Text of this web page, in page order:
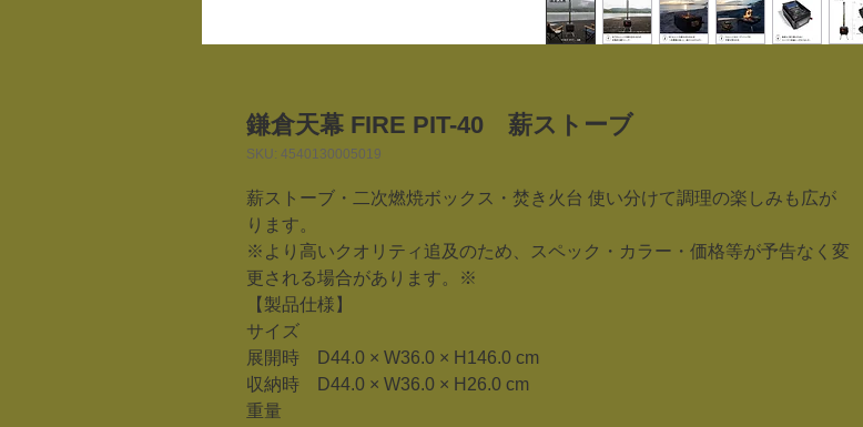
鎌倉天幕 FIRE PIT-40 薪ストーブ
SKU: 4540130005019
薪ストーブ・二次燃焼ボックス・焚き火台 使い分けて調理の楽しみも広が
ります。
※より高いクオリティ追及のため、スペック・カラー・価格等が予告なく変
更される場合があります。※
【製品仕様】
サイズ
展開時 D44.0 × W36.0 × H146.0 cm
収納時 D44.0 × W36.0 × H26.0 cm
重量